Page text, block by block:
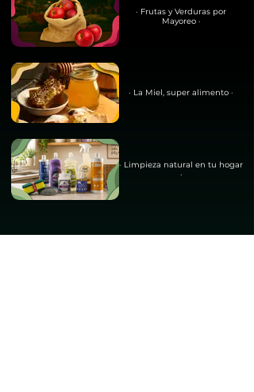
· Frutas y Verduras por
Mayoreo ·
· La Miel, super alimento ·
· Limpieza natural en tu hogar
·